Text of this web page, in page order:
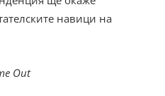
навици на
Out